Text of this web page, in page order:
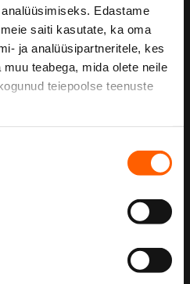
Edastame
saiti kasutate, ka oma
ja analüüsipartneritele, kes
teabega, mida olete neile
teiepoolse teenuste